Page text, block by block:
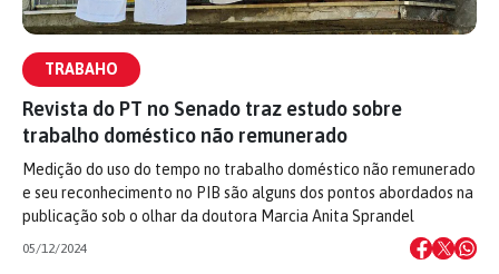
TRABAHO
Revista do PT no Senado traz estudo sobre
trabalho doméstico não remunerado
Medição do uso do tempo no trabalho doméstico não remunerado
e seu reconhecimento no PIB são alguns dos pontos abordados na
publicação sob o olhar da doutora Marcia Anita Sprandel
05/12/2024